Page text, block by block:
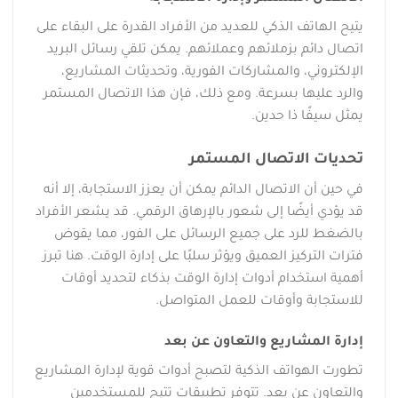
يتيح الهاتف الذكي للعديد من الأفراد القدرة على البقاء على
اتصال دائم بزملائهم وعملائهم. يمكن تلقي رسائل البريد
الإلكتروني، والمشاركات الفورية، وتحديثات المشاريع،
والرد عليها بسرعة. ومع ذلك، فإن هذا الاتصال المستمر
يمثل سيفًا ذا حدين.
تحديات الاتصال المستمر
في حين أن الاتصال الدائم يمكن أن يعزز الاستجابة، إلا أنه
قد يؤدي أيضًا إلى شعور بالإرهاق الرقمي. قد يشعر الأفراد
بالضغط للرد على جميع الرسائل على الفور، مما يقوض
فترات التركيز العميق ويؤثر سلبًا على إدارة الوقت. هنا تبرز
أهمية استخدام أدوات إدارة الوقت بذكاء لتحديد أوقات
للاستجابة وأوقات للعمل المتواصل.
إدارة المشاريع والتعاون عن بعد
تطورت الهواتف الذكية لتصبح أدوات قوية لإدارة المشاريع
والتعاون عن بعد. تتوفر تطبيقات تتيح للمستخدمين